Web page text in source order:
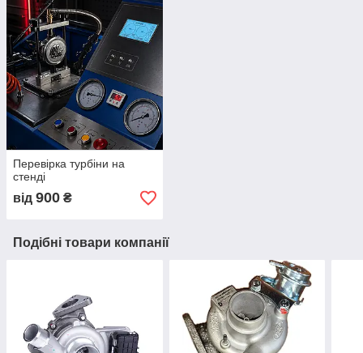
Перевірка турбіни на
стенді
від 900 ₴
Подібні товари компанії